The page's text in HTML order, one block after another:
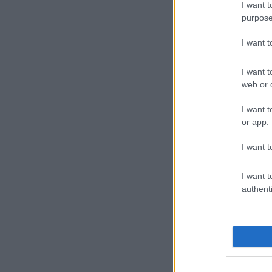
I want
I want
I want
web or
I want
or app.
I want
I want